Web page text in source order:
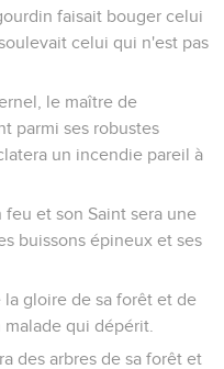
faisait bouger celui
celui qui n'est pas
le maître de
parmi ses robustes
un incendie pareil à
et son Saint sera une
buissons épineux et ses
gloire de sa forêt et de
qui dépérit.
des arbres de sa forêt et